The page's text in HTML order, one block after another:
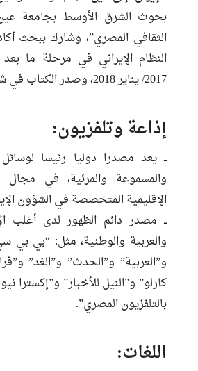
بحوث الشرق الأوسط بجامعة
الثقافي المصري”، وشارك ببحث
النظام الإيراني في مرحلة ما
2017/ يناير 2018، وصدر الكتاب في شهر يناير 2018.
إذاعة وتلفزيون:
ــ يعد مصدرا دوليا رئيسا لوسائل
والمسموعة والمرئية، في مجال
الإقليمية المتخصصة في الشؤون
ــ مصدر دائم الظهور لدى أغلب
والعربية والوطنية، مثل: “بي بي
كارلو” و”النيل للأخبار” و”إكسترا
بالتلفزيون المصري”.
اللغات: